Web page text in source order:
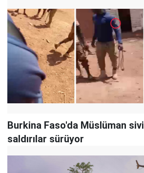
Burkina Faso'da Müslüman
saldırılar sürüyor